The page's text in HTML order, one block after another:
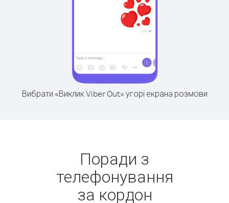
Вибрати «Виклик Viber Out» угорі екрана розмови
Поради з
телефонування
за кордон